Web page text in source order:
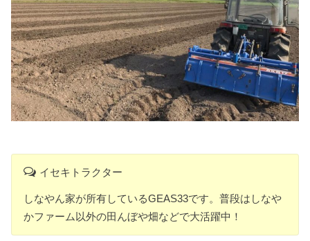
イセキトラクター
しなやん家が所有しているGEAS33です。普段はしなや
かファーム以外の田んぼや畑などで大活躍中！